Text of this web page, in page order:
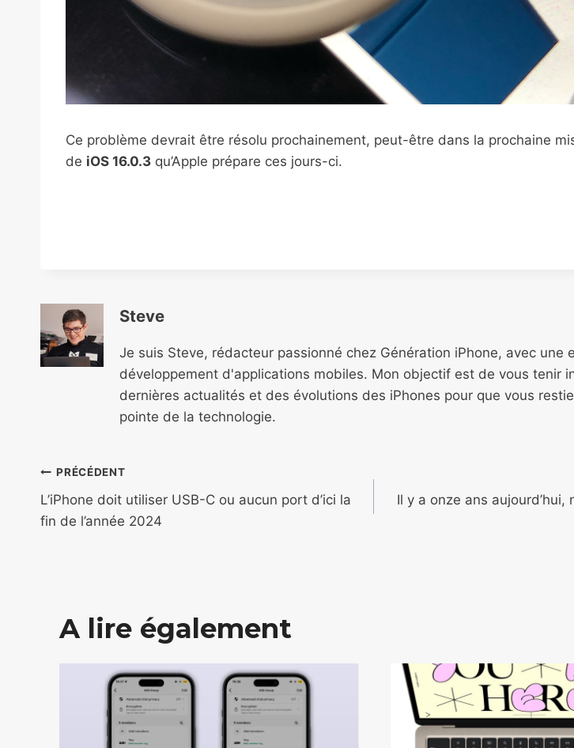
Ce problème devrait être résolu prochainement, peut-être dans la prochaine
de iOS 16.0.3 qu’Apple prépare ces jours-ci.
Steve
Je suis Steve, rédacteur passionné chez Génération iPhone, avec une
développement d'applications mobiles. Mon objectif est de vous tenir
dernières actualités et des évolutions des iPhones pour que vous
pointe de la technologie.
Navigation
de
PRÉCÉDENT
L’iPhone doit utiliser USB-C ou aucun port d’ici la
fin de l’année 2024
Il y a onze ans
A lire également